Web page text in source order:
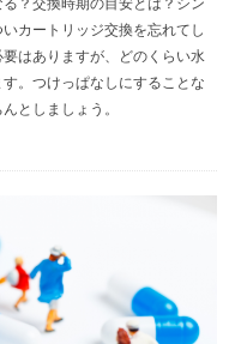
カートリッジ交換を忘れてし
はありますが、どのくらい水
。つけっぱなしにすることな
としましょう。